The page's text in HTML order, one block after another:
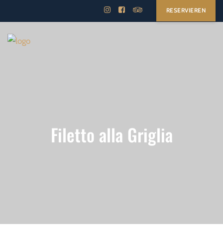
RESERVIEREN
Filetto alla Griglia